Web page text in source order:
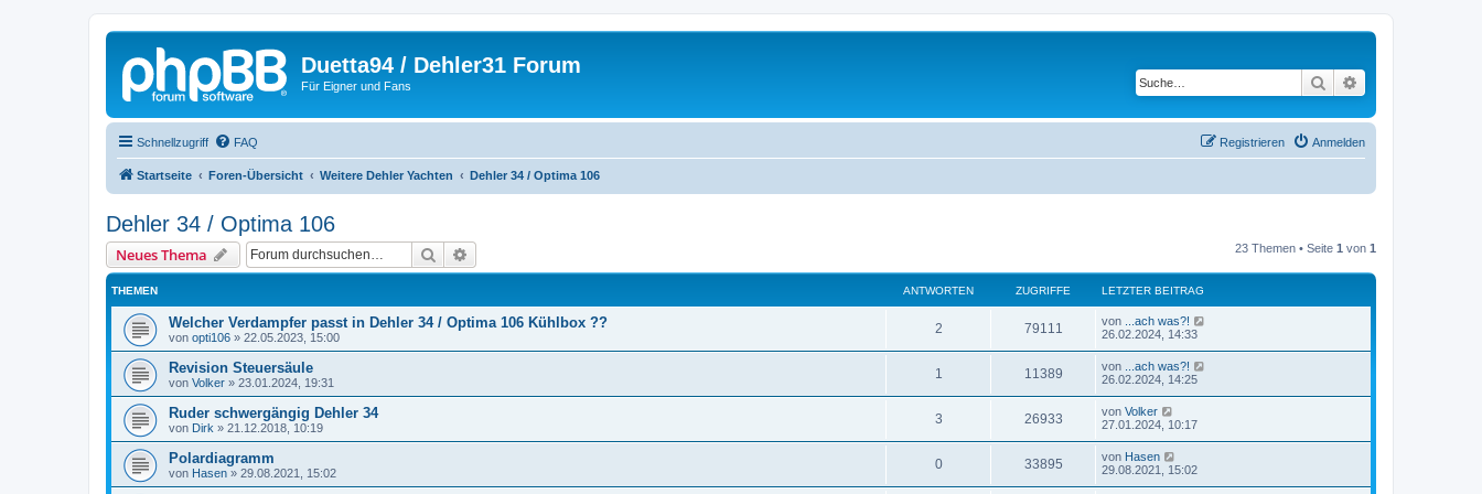
Duetta94 / Dehler31 Forum
Für Eigner und Fans Suche
Schnellzugriff FAQ Anmelden
Registrieren
Startseite Foren-Übersicht Weitere Dehler Yachten Dehler 34 / Optima 106
Dehler 34 / Optima 106
Neues Thema Suche 23 Themen • Seite 1 von 1
THEMEN ANTWORTEN ZUGRIFFE LETZTER BEITRAG
Welcher Verdampfer passt in Dehler 34 / Optima 106 Kühlbox ??
von opti106 » 22.05.2023, 15:00
2A
n
w
o
r
79111
u
r
i
f
L
e
t
e
r
B
e
i
t
r
a
g
von
...ach was?!
26.02.2024, 14:33
Revision Steuersäule
von Volker » 23.01.2024, 19:31
1
n
w
o
11389Z
u
r
i
L
e
t
e
r
B
e
i
von
...ach was?!
26.02.2024, 14:25
Ruder schwergängig Dehler 34
von Dirk » 21.12.2018, 10:19
3A
n
26933Z
u
L
e
t
e
r
von Volker
27.01.2024, 10:17
Polardiagramm
von Hasen » 29.08.2021, 15:02
0A
33895Z
L
e
von Hasen
29.08.2021, 15:02